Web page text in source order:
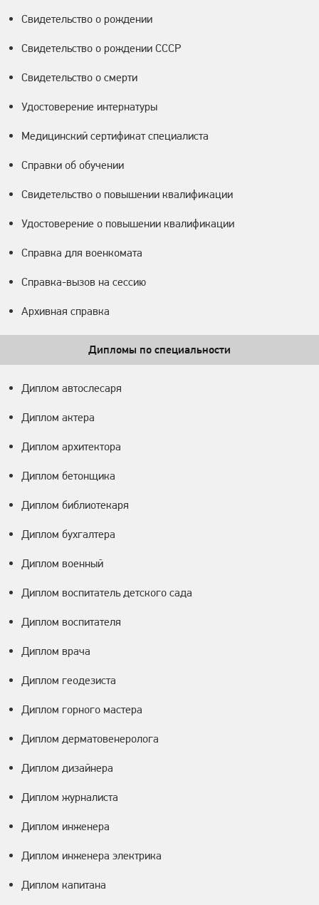
Свидетельство о рождении
Свидетельство о рождении СССР
Свидетельство о смерти
Удостоверение интернатуры
Медицинский сертификат специалиста
Справки об обучении
Свидетельство о повышении квалификации
Удостоверение о повышении квалификации
Справка для военкомата
Справка-вызов на сессию
Архивная справка
Дипломы по специальности
Диплом автослесаря
Диплом актера
Диплом архитектора
Диплом бетонщика
Диплом библиотекаря
Диплом бухгалтера
Диплом военный
Диплом воспитатель детского сада
Диплом воспитателя
Диплом врача
Диплом геодезиста
Диплом горного мастера
Диплом дерматовенеролога
Диплом дизайнера
Диплом журналиста
Диплом инженера
Диплом инженера электрика
Диплом капитана